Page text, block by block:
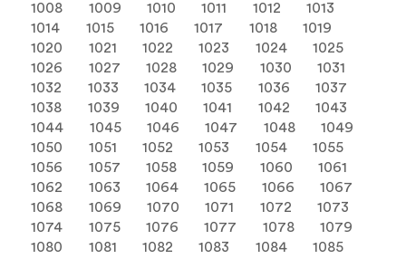
1008
1009 1010 1011 1012
1013
1014
1015 1016 1017 1018
1019
1020
1021 1022 1023 1024
1025
1026
1027 1028 1029 1030
1031
1032
1033 1034 1035 1036
1037
1038
1039 1040 1041 1042
1043
1044
1045 1046 1047 1048
1049
1050
1051 1052 1053 1054
1055
1056
1057 1058 1059 1060
1061
1062
1063 1064 1065 1066
1067
1068
1069 1070 1071 1072
1073
1074
1075 1076 1077 1078
1079
1080
1081 1082 1083 1084
1085